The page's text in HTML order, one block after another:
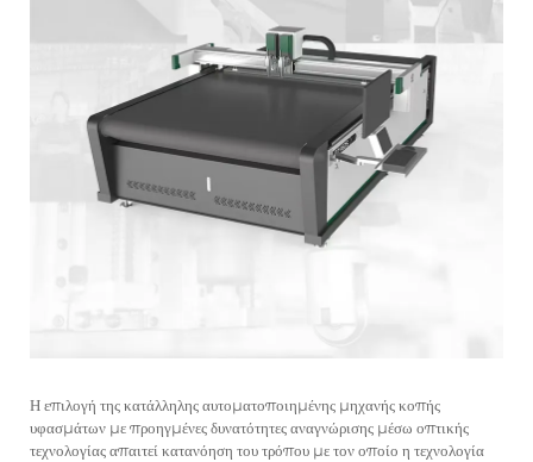
Η επιλογή της κατάλληλης αυτοματοποιημένης μηχανής κοπής
υφασμάτων με προηγμένες δυνατότητες αναγνώρισης μέσω οπτικής
τεχνολογίας απαιτεί κατανόηση του τρόπου με τον οποίο η τεχνολογία